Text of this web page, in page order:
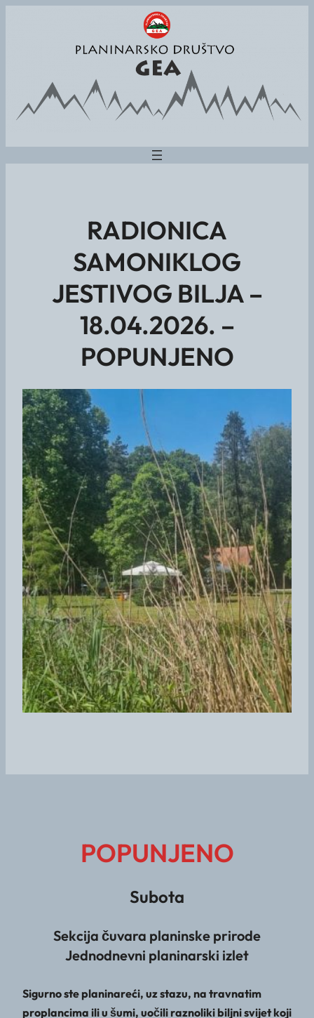
RADIONICA
SAMONIKLOG
JESTIVOG BILJA –
18.04.2026. –
POPUNJENO
POPUNJENO
Subota
Sekcija čuvara planinske prirode
Jednodnevni planinarski izlet
Sigurno ste planinareći, uz stazu, na travnatim
proplancima ili u šumi, uočili raznoliki biljni svijet koji